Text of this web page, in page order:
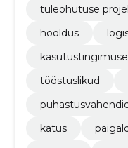
tuleohutuse
hooldus
tööstuslikud
katus